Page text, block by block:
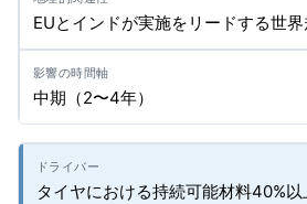
EUとインドが実施をリードする世界
中期（2〜4年）
タイヤにおける持続可能材料40%